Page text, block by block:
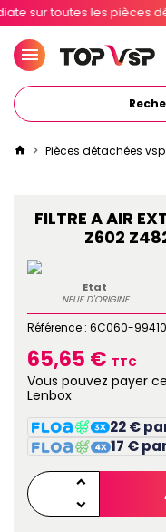
toutes les pièces
Pièces détachées vsp
FILTRE A AIR
Z602
Etat
NEUF D'ORIGINE
Référence : 6C060-
65,65 € TTC
Vous pouvez payer
Lenbox
22 €
17 €